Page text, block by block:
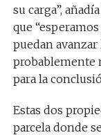
su carga”,
que
puedan
probablemente
para la
Estas dos
parcela donde